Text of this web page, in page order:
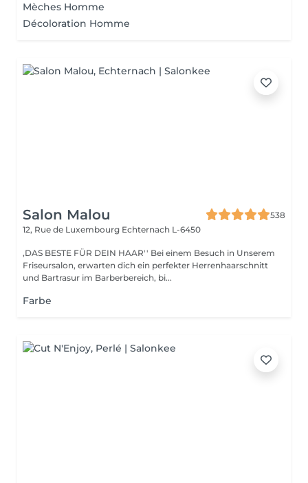
Mèches Homme
Décoloration Homme
Salon Malou
538
12, Rue de Luxembourg Echternach L-6450
,DAS BESTE FÜR DEIN HAAR'' Bei einem Besuch in Unserem
Friseursalon, erwarten dich ein perfekter Herrenhaarschnitt
und Bartrasur im Barberbereich, bi...
Farbe